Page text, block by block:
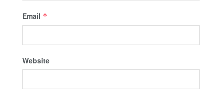
Email *
Website